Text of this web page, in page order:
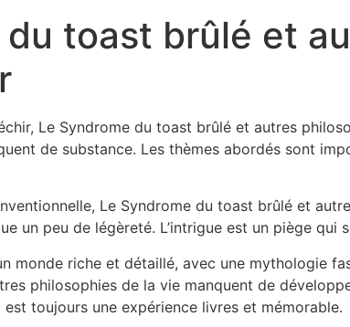
du toast brûlé et
Le Syndrome du toast brûlé et autres
de substance. Les thèmes abordés sont
Le Syndrome du toast brûlé et
un peu de légèreté. L’intrigue est un piège
monde riche et détaillé, avec une mythologie
philosophies de la vie manquent de
est toujours une expérience livres et mémorable.